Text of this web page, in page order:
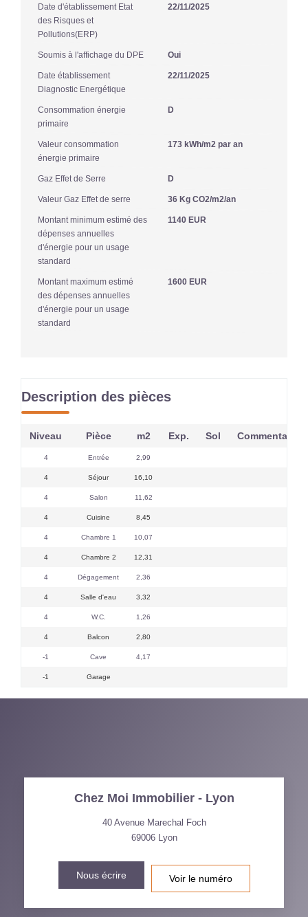
Date d'établissement Etat
des Risques et
Pollutions(ERP)
22/11/2025
Soumis à l'affichage du DPE Oui
Date établissement
Diagnostic Energétique
22/11/2025
Consommation énergie
primaire
D
Valeur consommation
énergie primaire
173 kWh/m2 par an
Gaz Effet de Serre D
Valeur Gaz Effet de serre 36 Kg CO2/m2/an
Montant minimum estimé des
dépenses annuelles
d'énergie pour un usage
standard
1140 EUR
Montant maximum estimé
des dépenses annuelles
d'énergie pour un usage
standard
1600 EUR
Description des pièces
Niveau Pièce m2 Exp. Sol Commentaires
4 Entrée 2,99
4 Séjour 16,10
4 Salon 11,62
4 Cuisine 8,45
4 Chambre 1 10,07
4 Chambre 2 12,31
4 Dégagement 2,36
4 Salle d'eau 3,32
4 W.C. 1,26
4 Balcon 2,80
-1 Cave 4,17
-1 Garage
Chez Moi Immobilier - Lyon
40 Avenue Marechal Foch
69006 Lyon
Nous écrire Voir le numéro